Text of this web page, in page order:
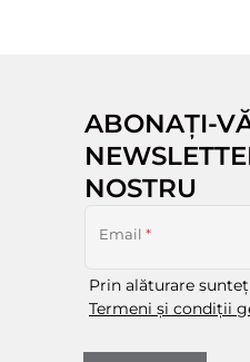
ABONAȚI-
NOSTRU
Email *
Prin alăturare
Termeni și condiții